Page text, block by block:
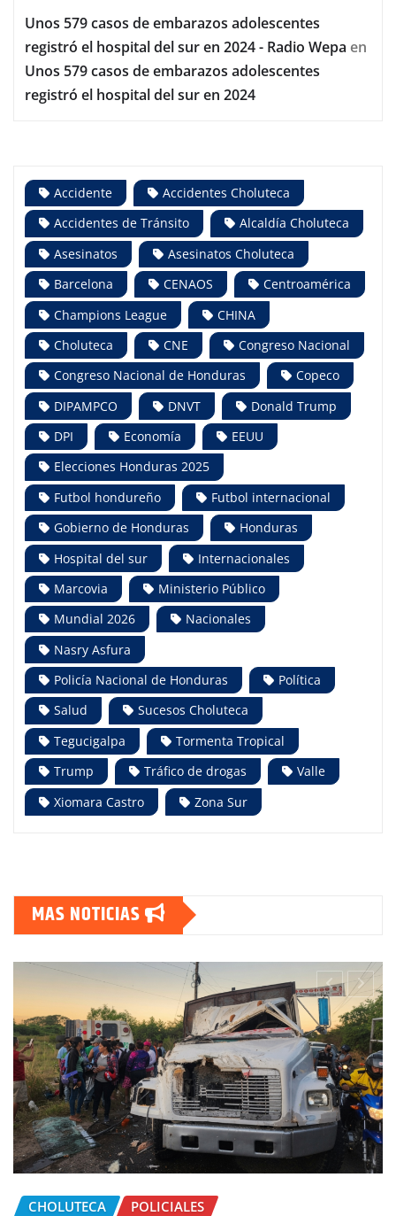
Unos 579 casos de embarazos adolescentes
registró el hospital del sur en 2024 - Radio Wepa en
Unos 579 casos de embarazos adolescentes
registró el hospital del sur en 2024
Accidente
Accidentes Choluteca
Accidentes de Tránsito
Alcaldía Choluteca
Asesinatos
Asesinatos Choluteca
Barcelona
CENAOS
Centroamérica
Champions League
CHINA
Choluteca
CNE
Congreso Nacional
Congreso Nacional de Honduras
Copeco
DIPAMPCO
DNVT
Donald Trump
DPI
Economía
EEUU
Elecciones Honduras 2025
Futbol hondureño
Futbol internacional
Gobierno de Honduras
Honduras
Hospital del sur
Internacionales
Marcovia
Ministerio Público
Mundial 2026
Nacionales
Nasry Asfura
Policía Nacional de Honduras
Política
Salud
Sucesos Choluteca
Tegucigalpa
Tormenta Tropical
Trump
Tráfico de drogas
Valle
Xiomara Castro
Zona Sur
MAS NOTICIAS
CHOLUTECA POLICIALES